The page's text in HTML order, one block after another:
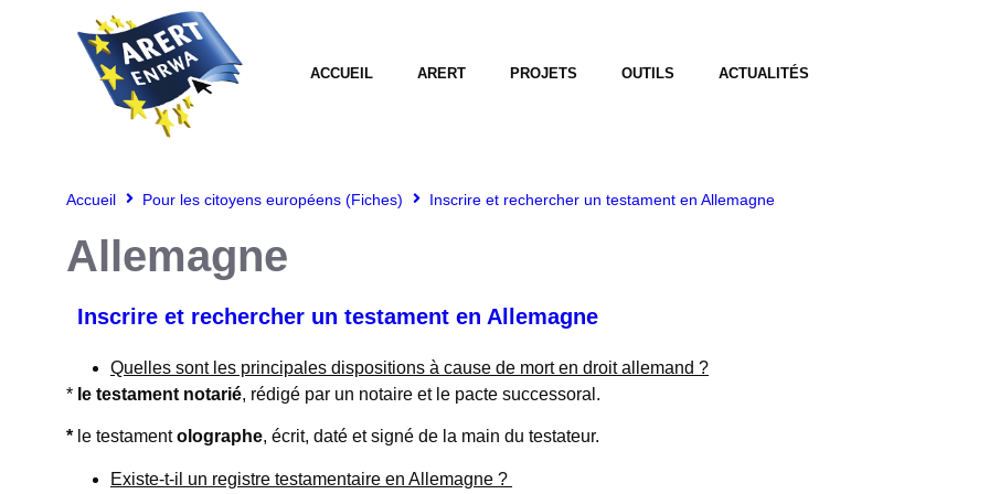
ACCUEIL ARERT PROJETS OUTILS ACTUALITÉS
Accueil Pour les citoyens européens (Fiches) Inscrire et rechercher un testament en Allemagne
Allemagne
Inscrire et rechercher un testament en Allemagne
Quelles sont les principales dispositions à cause de mort en droit allemand ?
* le testament notarié, rédigé par un notaire et le pacte successoral.
* le testamentolographe, écrit, daté et signé de la main du testateur.
Existe-t-il un registre testamentaire en Allemagne ?